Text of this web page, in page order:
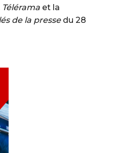
Télérama et la
de la pressedu 28